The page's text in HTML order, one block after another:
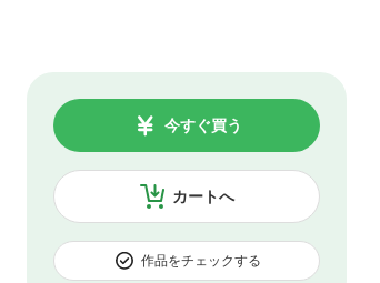
カートへ
今すぐ買う
作品をチェックする